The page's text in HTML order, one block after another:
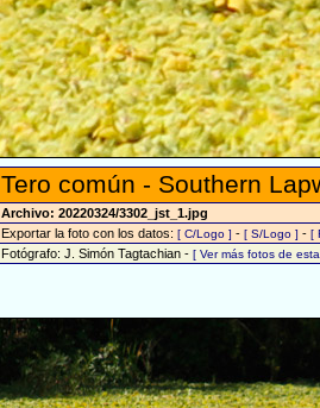
Tero común - Southern
Archivo: 20220324/3302_jst_1.jpg
Exportar la foto con los datos: [ C/Logo ] - [ S/Logo ] - [
Fotógrafo: J. Simón Tagtachian - [ Ver más fotos de